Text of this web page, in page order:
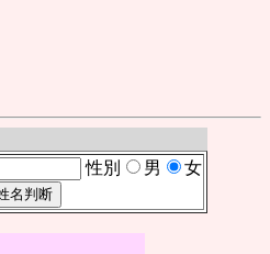
性別 男 女